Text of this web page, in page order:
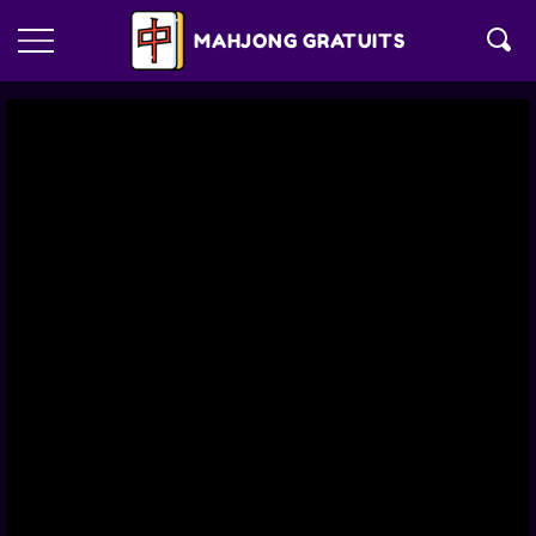
MAHJONG GRATUITS